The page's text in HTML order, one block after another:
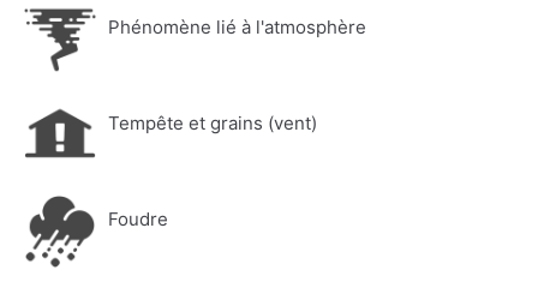
Phénomène lié à l'atmosphère
Tempête et grains (vent)
Foudre